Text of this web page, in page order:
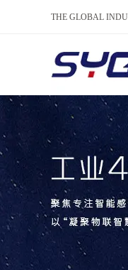
THE GLOBAL